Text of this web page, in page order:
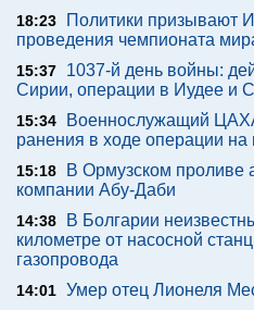
18:23
Политики призывают
проведения чемпионата
15:37
1037-й день войны:
Сирии, операции в Иудее и
15:34
Военнослужащий
ранения в ходе операции на
15:18
В Ормузском проливе
компании Абу-Даби
14:38
В Болгарии
километре от насосной
газопровода
14:01 Умер отец Лионеля